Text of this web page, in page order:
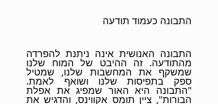
התבונה כעמוד תודעה
התבונה האנושית אינה ניתנת להפרדה
מהתודעה. זה ההיבט של המוח שלנו
שמשקף את המחשבות שלנו, שמטיל
ספק בתפיסות שלנו ושואף לאמת.
"התבונה היא האור שמפיג את אפלת
הבורות", ציין תומס אקווינס, והדגיש את